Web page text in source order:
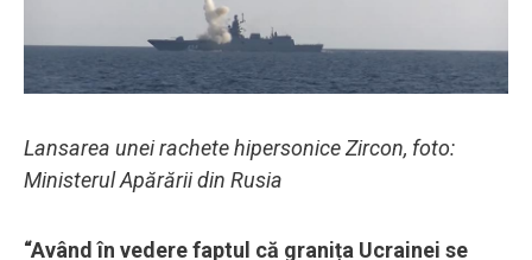
Lansarea unei rachete hipersonice Zircon, foto:
Ministerul Apărării din Rusia
“Având în vedere faptul că granița Ucrainei se